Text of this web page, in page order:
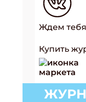
Ждем тебя
Купить